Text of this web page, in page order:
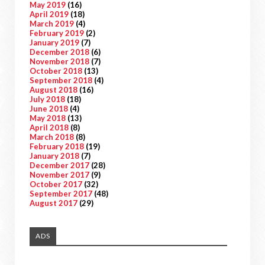
May 2019 (16)
April 2019 (18)
March 2019 (4)
February 2019 (2)
January 2019 (7)
December 2018 (6)
November 2018 (7)
October 2018 (13)
September 2018 (4)
August 2018 (16)
July 2018 (18)
June 2018 (4)
May 2018 (13)
April 2018 (8)
March 2018 (8)
February 2018 (19)
January 2018 (7)
December 2017 (28)
November 2017 (9)
October 2017 (32)
September 2017 (48)
August 2017 (29)
ADS